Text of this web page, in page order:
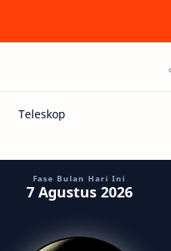
Fase Bulan Hari Ini
7 Agustus 2026